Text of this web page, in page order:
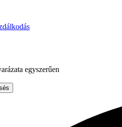
egyszerűen